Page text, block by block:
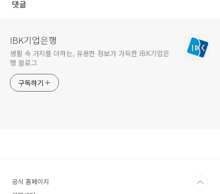
댓글
IBK기업은행
생활 속 가치를 더하는, 유용한 정보가 가득한 IBK기업은
행 블로그
구독하기
공식 홈페이지